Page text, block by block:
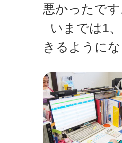
悪かったで
いまでは1
きるように